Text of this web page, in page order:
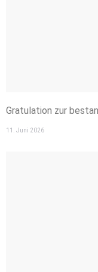
Gratulation zur
11. Juni 2026